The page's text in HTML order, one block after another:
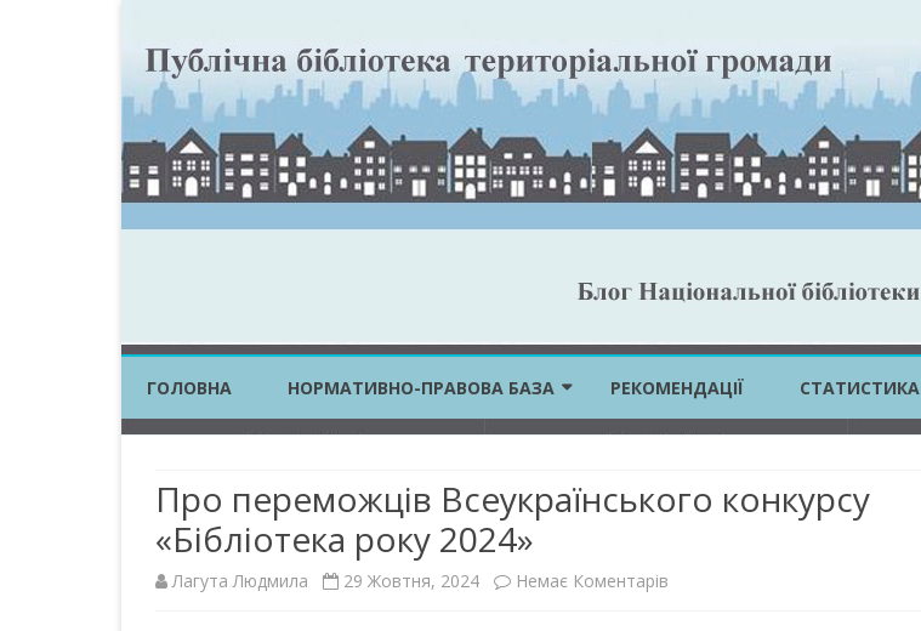
to
ГОЛОВНА НОРМАТИВНО-ПРАВОВА БАЗА
ПОСТАНОВИ КМУ
НАКАЗИ ЦОВВ
ІНШІ НПА
РЕКОМЕНДАЦІЇ СТАТИСТИКА
Про переможців Всеукраїнського конкурсу
«Бібліотека року 2024»
Лагута Людмила 29 Жовтня, 2024 Немає Коментарів